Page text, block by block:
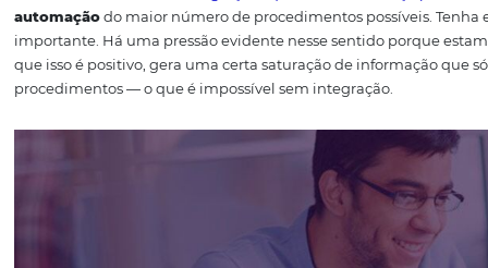
em seu hotel .
3. Sistemas deGestão
Com a popularização dos smartphones, o cliente está
para buscar informações ou interagir com empresas
ele espera sem dispor de recursos tecnológicos — do
Booking e ainda precisa